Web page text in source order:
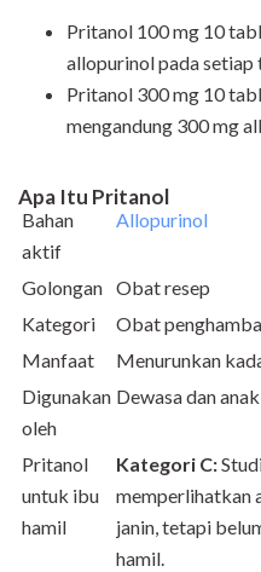
Pritanol 100 mg 10
allopurinol pada setiap
Pritanol 300 mg 10
mengandung 300 mg
Apa Itu Pritanol
Bahan
aktif
Allopurinol
Golongan Obat resep
Kategori
Obat
Manfaat
Menurunkan
Digunakan
oleh
Dewasa dan
Pritanol
untuk ibu
hamil
Kategori C:
memperlihatkan
janin, tetapi
hamil.